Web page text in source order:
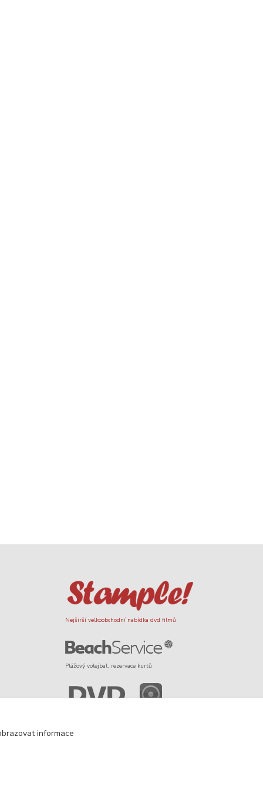
Nejširší velkoobchodní nabídka dvd filmů
Plážový volejbal, rezervace kurtů
informace